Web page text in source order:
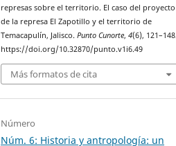
represas sobre el territorio. El caso del proyecto
de la represa El Zapotillo y el territorio de
Temacapulín, Jalisco.Punto Cunorte,4(6), 121–148.
https://doi.org/10.32870/punto.v1i6.49
Más formatos de cita
Número
Núm. 6: Historia y antropología: un